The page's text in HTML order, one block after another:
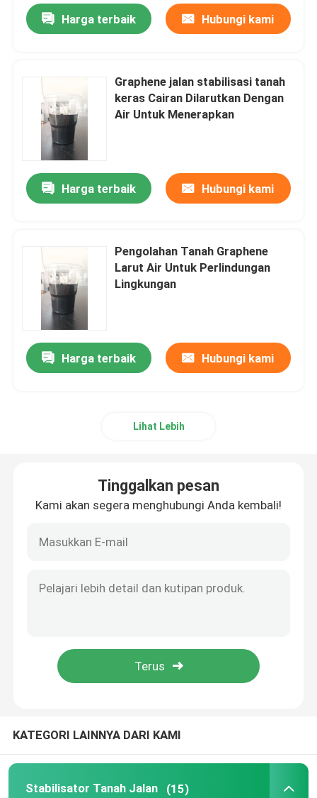
Tentang kami
Harga terbaik Hubungi kami
Graphene jalan stabilisasi tanah
keras Cairan Dilarutkan Dengan
Air Untuk Menerapkan
Harga terbaik Hubungi kami
Pengolahan Tanah Graphene
Larut Air Untuk Perlindungan
Lingkungan
Harga terbaik Hubungi kami
Lihat Lebih
Tinggalkan pesan
Kami akan segera menghubungi Anda kembali!
KATEGORI LAINNYA DARI KAMI
Stabilisator Tanah Jalan (15)